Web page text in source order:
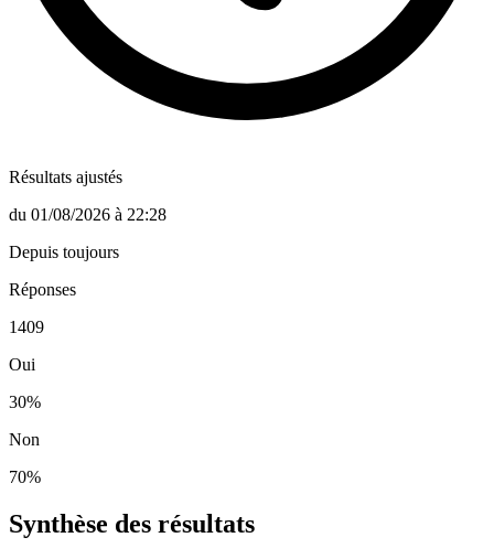
Résultats ajustés
du 01/08/2026 à 22:28
Depuis toujours
Réponses
1409
Oui
30%
Non
70%
Synthèse des résultats